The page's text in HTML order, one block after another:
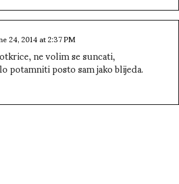
24, 2014 at 2:37 PM
ne volim se suncati,
potamniti posto sam jako blijeda.